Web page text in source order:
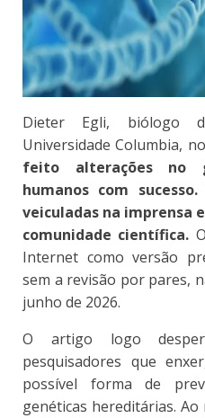
Dieter Egli, biólogo
Universidade Columbia,
feito alterações no
humanos com sucesso.
veiculadas na imprensa
comunidade científica.
Internet como versão
sem a revisão por pares,
junho de 2026.
O artigo logo
pesquisadores que
possível forma de
genéticas hereditárias. Ao